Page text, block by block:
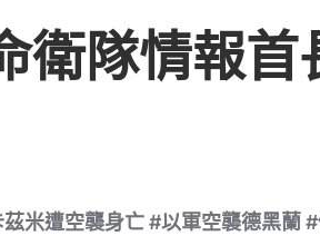
衛隊情報首
米遭空襲身亡 #以軍空襲德黑蘭